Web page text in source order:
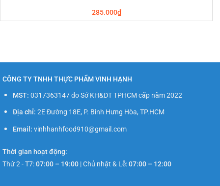
285.000₫
CÔNG TY TNHH THỰC PHẨM VINH HẠNH
MST: 0317363147 do Sở KH&ĐT TPHCM cấp năm 2022
Địa chỉ: 2E Đường 18E, P. Bình Hưng Hòa, TP.HCM
Email: vinhhanhfood910@gmail.com
Thời gian hoạt động:
Thứ 2 - T7:07:00 – 19:00 |Chủ nhật & Lễ:07:00 – 12:00